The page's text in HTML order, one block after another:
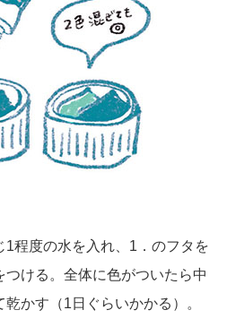
1程度の水を入れ、1．のフタを
つける。全体に色がついたら中
かす（1日ぐらいかかる）。